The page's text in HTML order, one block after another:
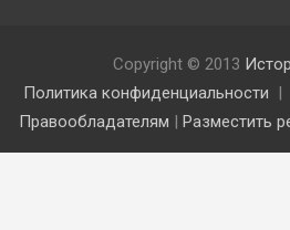
Copyright © 2013
Политика конфиденциальности
Правообладателям | Разместить